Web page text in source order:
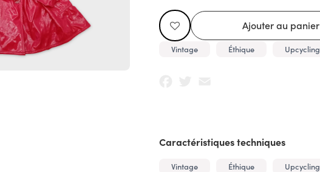
Vintage Éthique Upcycling
Caractéristiques techniques
Vintage Éthique Upcycling